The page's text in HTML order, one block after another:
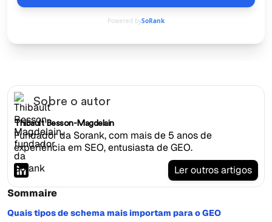
Powered bySoRank
Sobre o autor
Thibault Besson-Magdelain
Fundador da Sorank, com mais de 5 anos de
experiência em SEO, entusiasta de GEO.
Ler outros artigos
Sommaire
Quais tipos de schema mais importam para o GEO